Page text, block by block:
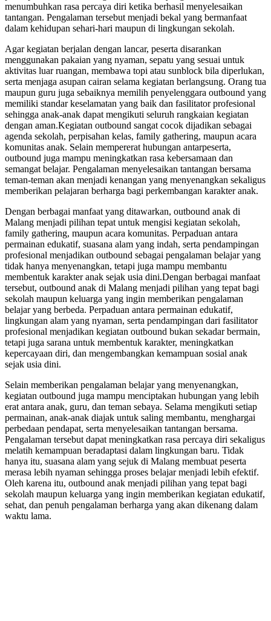
menumbuhkan rasa percaya diri ketika berhasil menyelesaikan
tantangan. Pengalaman tersebut menjadi bekal yang bermanfaat
dalam kehidupan sehari-hari maupun di lingkungan sekolah.
Agar kegiatan berjalan dengan lancar, peserta disarankan
menggunakan pakaian yang nyaman, sepatu yang sesuai untuk
aktivitas luar ruangan, membawa topi atau sunblock bila diperlukan,
serta menjaga asupan cairan selama kegiatan berlangsung. Orang tua
maupun guru juga sebaiknya memilih penyelenggara outbound yang
memiliki standar keselamatan yang baik dan fasilitator profesional
sehingga anak-anak dapat mengikuti seluruh rangkaian kegiatan
dengan aman.Kegiatan outbound sangat cocok dijadikan sebagai
agenda sekolah, perpisahan kelas, family gathering, maupun acara
komunitas anak. Selain mempererat hubungan antarpeserta,
outbound juga mampu meningkatkan rasa kebersamaan dan
semangat belajar. Pengalaman menyelesaikan tantangan bersama
teman-teman akan menjadi kenangan yang menyenangkan sekaligus
memberikan pelajaran berharga bagi perkembangan karakter anak.
Dengan berbagai manfaat yang ditawarkan, outbound anak di
Malang menjadi pilihan tepat untuk mengisi kegiatan sekolah,
family gathering, maupun acara komunitas. Perpaduan antara
permainan edukatif, suasana alam yang indah, serta pendampingan
profesional menjadikan outbound sebagai pengalaman belajar yang
tidak hanya menyenangkan, tetapi juga mampu membantu
membentuk karakter anak sejak usia dini.Dengan berbagai manfaat
tersebut, outbound anak di Malang menjadi pilihan yang tepat bagi
sekolah maupun keluarga yang ingin memberikan pengalaman
belajar yang berbeda. Perpaduan antara permainan edukatif,
lingkungan alam yang nyaman, serta pendampingan dari fasilitator
profesional menjadikan kegiatan outbound bukan sekadar bermain,
tetapi juga sarana untuk membentuk karakter, meningkatkan
kepercayaan diri, dan mengembangkan kemampuan sosial anak
sejak usia dini.
Selain memberikan pengalaman belajar yang menyenangkan,
kegiatan outbound juga mampu menciptakan hubungan yang lebih
erat antara anak, guru, dan teman sebaya. Selama mengikuti setiap
permainan, anak-anak diajak untuk saling membantu, menghargai
perbedaan pendapat, serta menyelesaikan tantangan bersama.
Pengalaman tersebut dapat meningkatkan rasa percaya diri sekaligus
melatih kemampuan beradaptasi dalam lingkungan baru. Tidak
hanya itu, suasana alam yang sejuk di Malang membuat peserta
merasa lebih nyaman sehingga proses belajar menjadi lebih efektif.
Oleh karena itu, outbound anak menjadi pilihan yang tepat bagi
sekolah maupun keluarga yang ingin memberikan kegiatan edukatif,
sehat, dan penuh pengalaman berharga yang akan dikenang dalam
waktu lama.